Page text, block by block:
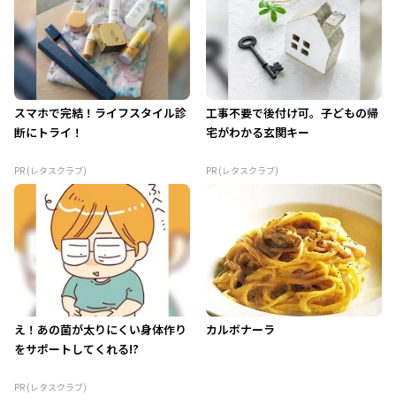
スマホで完結！ライフスタイル診
断にトライ！
PR (レタスクラブ)
工事不要で後付け可。子どもの帰
宅がわかる玄関キー
PR (レタスクラブ)
え！あの菌が太りにくい身体作り
をサポートしてくれる!?
PR (レタスクラブ)
カルボナーラ